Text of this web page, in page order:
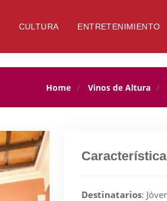
CULTURA ENTRETENIMIENTO
Home Vinos de Altura
Destinatarios: